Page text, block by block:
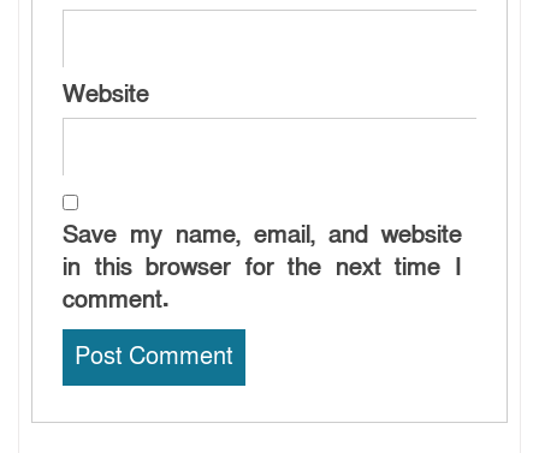
Website
Save my name, email, and website
in this browser for the next time I
comment.